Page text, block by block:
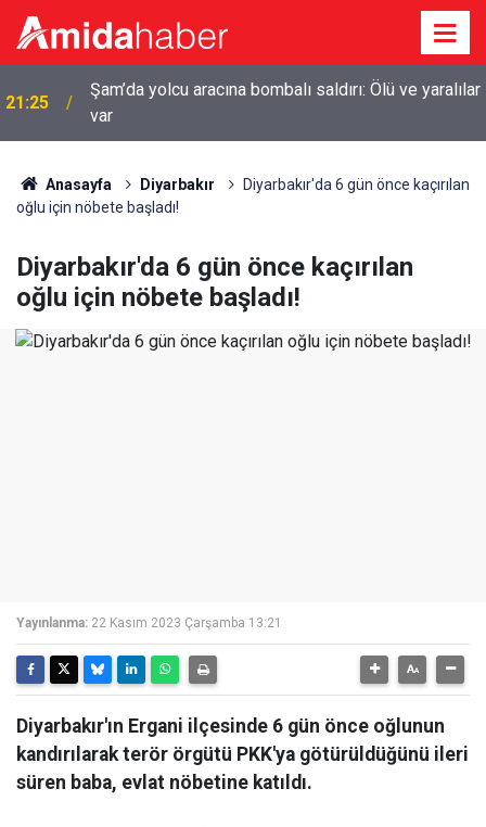
Şam’da yolcu aracına bombalı saldırı: Ölü ve yaralılar
var
20:44
Diyarbakır’da sulama kanalına giren genç boğuldu
Anasayfa Diyarbakır
Diyarbakır'da 6 gün önce kaçırılan
oğlu için nöbete başladı!
Diyarbakır'da 6 gün önce kaçırılan
oğlu için nöbete başladı!
Yayınlanma: 22 Kasım 2023 Çarşamba 13:21
Diyarbakır'ın Ergani ilçesinde 6 gün önce oğlunun
kandırılarak terör örgütü PKK'ya götürüldüğünü ileri
süren baba, evlat nöbetine katıldı.